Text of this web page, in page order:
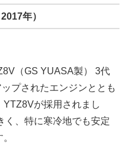
年）
（GS YUASA製） 3代
プされたエンジンととも
が採用されまし
く、特に寒冷地でも安定